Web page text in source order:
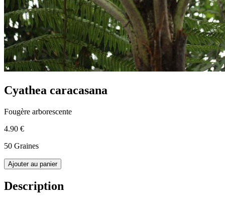
Cyathea caracasana
Fougère arborescente
4.90 €
50 Graines
Ajouter au panier
Description